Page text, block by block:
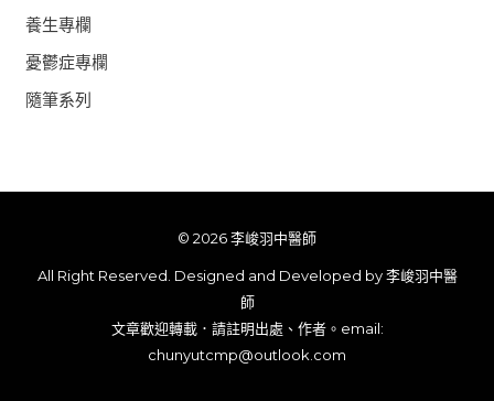
養生專欄
憂鬱症專欄
隨筆系列
© 2026 李峻羽中醫師
All Right Reserved. Designed and Developed by 李峻羽中醫
師
文章歡迎轉載．請註明出處、作者。email:
chunyutcmp@outlook.com